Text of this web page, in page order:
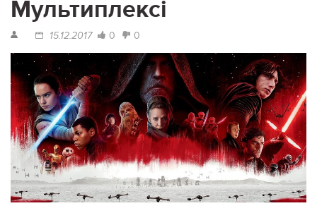
Мультиплексі
15.12.2017 0 0